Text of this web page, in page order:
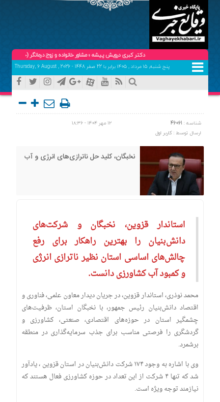
دکتر کبری درویش پیشه ؛ مشاور خانواده و زوج درمانگر (حضوری و تلفنی )
پنج شنبه, ۱۵ مرداد , ۱۴۰۵ برابر با 22 صفر 1448 - Thursday, 6 August , 2026
شناسه :46061
۱۲ مهر ۱۴۰۴ - ۱۸:۳۶
ارسال توسط :کاربر اول
نخبگان، کلید حل ناترازی‌های انرژی و آب
استاندار قزوین، نخبگان و شرکت‌های
دانش‌بنیان را بهترین راهکار برای رفع
چالش‌های اساسی استان نظیر ناترازی انرژی
و کمبود آب کشاورزی دانست.
محمد نوذری، استاندار قزوین، در جریان دیدار معاون علمی، فناوری و
اقتصاد دانش‌بنیان رئیس جمهور، با نخبگان استان، ظرفیت‌های
چشمگیر استان در حوزه‌های اقتصادی، صنعتی، کشاورزی و
گردشگری را فرصتی مناسب برای جذب سرمایه‌گذاری در منطقه
برشمرد.
وی با اشاره به وجود ۱۷۴ شرکت دانش‌بنیان در استان قزوین ، یادآور
شد که تنها ۴ شرکت از این تعداد در حوزه کشاورزی فعال هستند که
نیازمند توجه ویژه است.